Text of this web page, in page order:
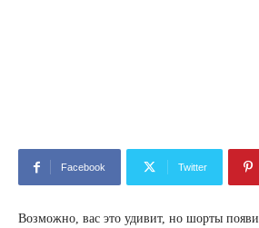
Facebook Twitter
Возможно, вас это удивит, но шорты